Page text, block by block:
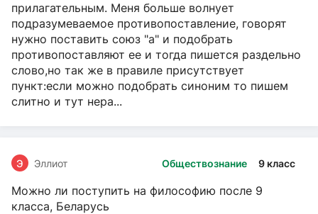
прилагательным. Меня больше волнует
подразумеваемое противопоставление, говорят
нужно поставить союз "а" и подобрать
противопоставляют ее и тогда пишется раздельно
слово,но так же в правиле присутствует
пункт:если можно подобрать синоним то пишем
слитно и тут нера...
Обществознание 9 класс
Э Эллиот
Можно ли поступить на философию после 9
класса, Беларусь